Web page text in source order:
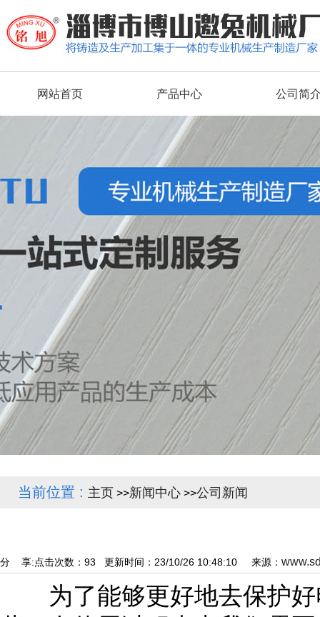
网站首页 产品中心 公司简
当前位置 : 主页 >>新闻中心 >>公司新闻
点击次数： 93 更新时间：23/10/26 10:48:10 来源：
分 享:
为了能够更好地去保护好